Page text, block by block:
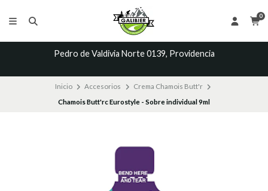
0
Pedro de Valdivia Norte 0139, Providencia
Inicio Accesorios
Crema Chamois Butt'r
Chamois Butt'rc Eurostyle - Sobre individual 9ml